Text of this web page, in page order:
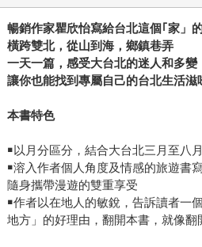
暢銷作家瞿欣怡寫給台北這個｢家」
橫跨雙北，從山到海，鄉鎮巷弄
一天一篇，感受大台北的迷人和多變
讓你也能找到專屬自己的台北生活滋
本書特色
￭以月分區分，結合大台北三月至八
￭溶入作者個人角度及情感的旅遊書
隨身攜帶漫遊的雙重享受
￭作者以在地人的敏銳，告訴讀者一
地方」的好理由，翻開本書，就像翻